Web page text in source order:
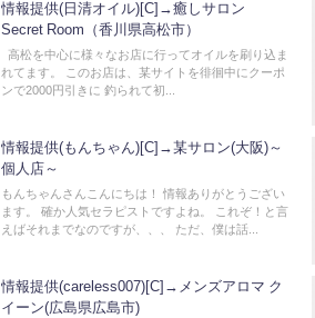
情報提供(日清オイル)[C]→癒しサロン
Secret Room（香川県高松市）
高松を中心に様々なお店に行ってオイルを刷り込ま
れてます。 このお店は、某サイトを徘徊中にクーポ
ンで2000円引きに 釣られて初...
情報提供(もんちゃん)[C]→某サロン(大阪)～
個人店～
もんちゃんさんこんにちは！ 情報ありがとうござい
ます。 確か人気セラピストですよね。 これぞ！と言
えばそれまでなのですが、、、 ただ、僕は話...
情報提供(careless007)[C]→メンズアロマ ク
イーン(広島県広島市)